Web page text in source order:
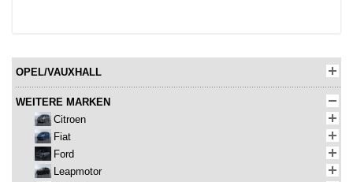
OPEL/VAUXHALL
WEITERE MARKEN
Citroen
Fiat
Ford
Leapmotor